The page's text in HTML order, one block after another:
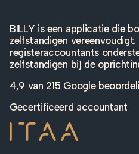
BILLY is een applicatie die
zelfstandigen
registeraccountants
zelfstandigen bij de
4,9 van 215 Google
Gecertificeerd accountant